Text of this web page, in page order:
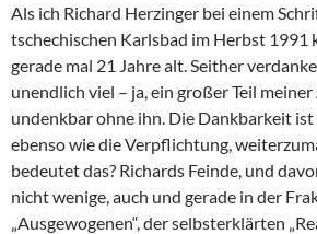
Als ich Richard Herzinger bei einem
tschechischen Karlsbad im Herbst 1991
gerade mal 21 Jahre alt. Seither
unendlich viel – ja, ein großer Teil
undenkbar ohne ihn. Die Dankbarkeit ist
ebenso wie die Verpflichtung,
bedeutet das? Richards Feinde, und
nicht wenige, auch und gerade in der
„Ausgewogenen“, der selbsterklärten